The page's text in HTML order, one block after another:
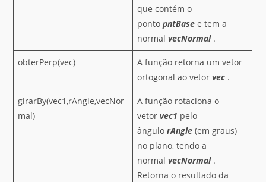
que contém o
pontopntBasee tem a
normalvecNormal.
obterPerp(vec)
A função retorna um vetor
ortogonal ao vetorvec .
girarBy(vec1,rAngle,vecNor
mal)
A função rotaciona o
vetorvec1 pelo
ângulorAngle (em graus)
no plano, tendo a
normalvecNormal.
Retorna o resultado da